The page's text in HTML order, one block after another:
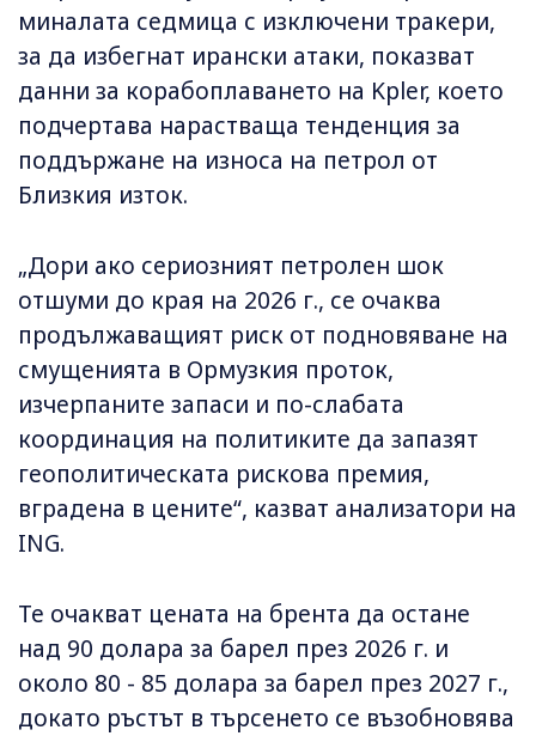
миналата седмица с изключени тракери,
за да избегнат ирански атаки, показват
данни за корабоплаването на Kpler, което
подчертава нарастваща тенденция за
поддържане на износа на петрол от
Близкия изток.
„Дори ако сериозният петролен шок
отшуми до края на 2026 г., се очаква
продължаващият риск от подновяване на
смущенията в Ормузкия проток,
изчерпаните запаси и по-слабата
координация на политиките да запазят
геополитическата рискова премия,
вградена в цените“, казват анализатори на
ING.
Те очакват цената на брента да остане
над 90 долара за барел през 2026 г. и
около 80 - 85 долара за барел през 2027 г.,
докато ръстът в търсенето се възобновява